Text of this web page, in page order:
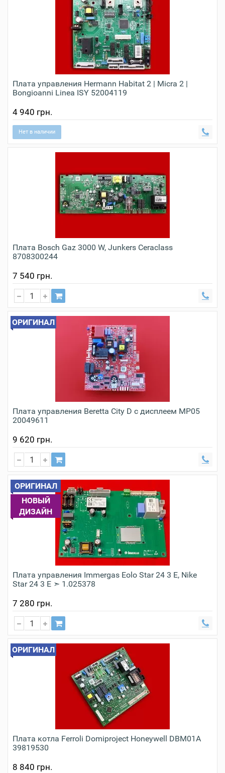
Плата управления Hermann Habitat 2 | Micra 2 |
Bongioanni Linea ISY 52004119
4 940 грн.
Нет в наличии
Плата Bosch Gaz 3000 W, Junkers Ceraclass
8708300244
7 540 грн.
ОРИГИНАЛ
Плата управления Beretta City D с дисплеем MP05
20049611
9 620 грн.
ОРИГИНАЛ
НОВЫЙ
ДИЗАЙН
Плата управления Immergas Eolo Star 24 3 Е, Nike
Star 24 3 Е ➣ 1.025378
7 280 грн.
ОРИГИНАЛ
Плата котла Ferroli Domiproject Honeywell DBM01A
39819530
8 840 грн.